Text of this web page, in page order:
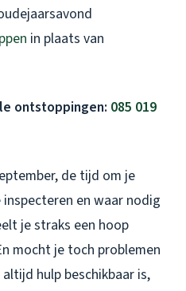
in plaats van
ontstoppingen: 085 019
de tijd om je
en waar nodig
je straks een hoop
mocht je toch problemen
hulp beschikbaar is,